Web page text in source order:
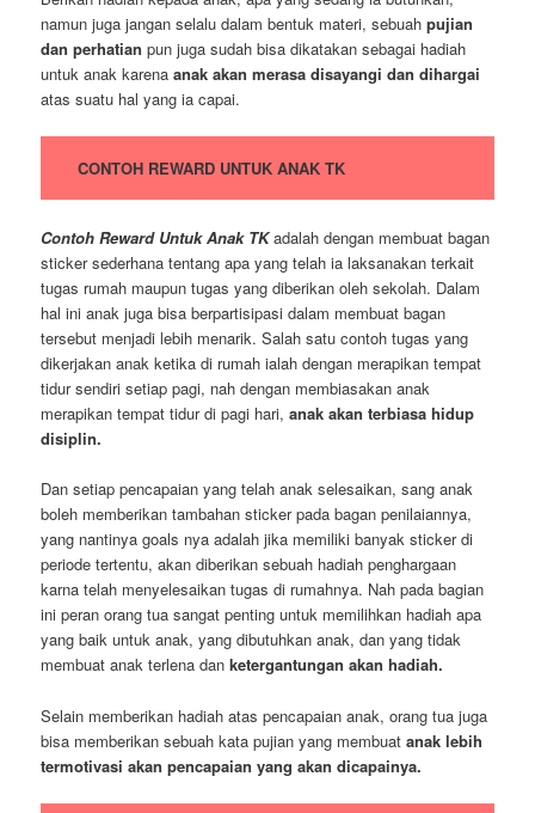
namun juga jangan selalu dalam bentuk materi, sebuahpujian
dan perhatianpun juga sudah bisa dikatakan sebagai hadiah
untuk anak karenaanak akan merasa disayangi dan dihargai
atas suatu hal yang ia capai.
CONTOH REWARD UNTUK ANAK TK
Contoh Reward Untuk Anak TKadalah dengan membuat bagan
sticker sederhana tentang apa yang telah ia laksanakan terkait
tugas rumah maupun tugas yang diberikan oleh sekolah. Dalam
hal ini anak juga bisa berpartisipasi dalam membuat bagan
tersebut menjadi lebih menarik. Salah satu contoh tugas yang
dikerjakan anak ketika di rumah ialah dengan merapikan tempat
tidur sendiri setiap pagi, nah dengan membiasakan anak
merapikan tempat tidur di pagi hari,anak akan terbiasa hidup
disiplin.
Dan setiap pencapaian yang telah anak selesaikan, sang anak
boleh memberikan tambahan sticker pada bagan penilaiannya,
yang nantinya goals nya adalah jika memiliki banyak sticker di
periode tertentu, akan diberikan sebuah hadiah penghargaan
karna telah menyelesaikan tugas di rumahnya. Nah pada bagian
ini peran orang tua sangat penting untuk memilihkan hadiah apa
yang baik untuk anak, yang dibutuhkan anak, dan yang tidak
membuat anak terlena danketergantungan akan hadiah.
Selain memberikan hadiah atas pencapaian anak, orang tua juga
bisa memberikan sebuah kata pujian yang membuatanak lebih
termotivasi akan pencapaian yang akan dicapainya.